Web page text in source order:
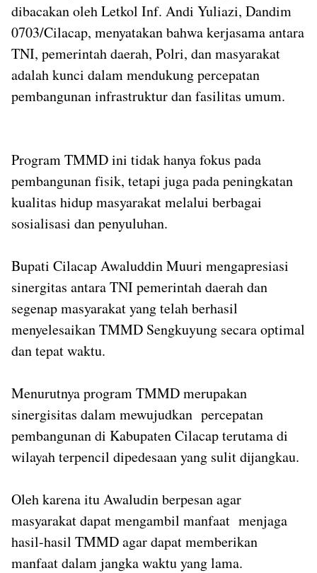
dibacakan oleh Letkol Inf. Andi Yuliazi, Dandim
0703/Cilacap, menyatakan bahwa kerjasama antara
TNI, pemerintah daerah, Polri, dan masyarakat
adalah kunci dalam mendukung percepatan
pembangunan infrastruktur dan fasilitas umum.
Program TMMD ini tidak hanya fokus pada
pembangunan fisik, tetapi juga pada peningkatan
kualitas hidup masyarakat melalui berbagai
sosialisasi dan penyuluhan.
Bupati Cilacap Awaluddin Muuri mengapresiasi
sinergitas antara TNI pemerintah daerah dan
segenap masyarakat yang telah berhasil
menyelesaikan TMMD Sengkuyung secara optimal
dan tepat waktu.
Menurutnya program TMMD merupakan
sinergisitas dalam mewujudkan percepatan
pembangunan di Kabupaten Cilacap terutama di
wilayah terpencil dipedesaan yang sulit dijangkau.
Oleh karena itu Awaludin berpesan agar
masyarakat dapat mengambil manfaat menjaga
hasil-hasil TMMD agar dapat memberikan
manfaat dalam jangka waktu yang lama.